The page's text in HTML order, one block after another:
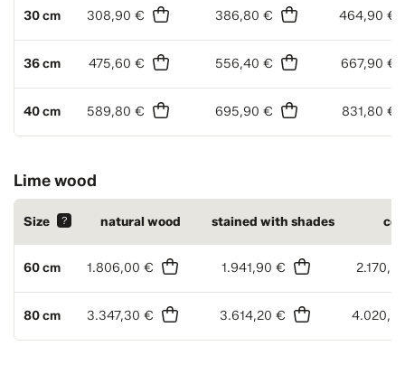
30 cm 308,90 € 386,80 € 464,90 €
36 cm 475,60 € 556,40 € 667,90 €
40 cm 589,80 € 695,90 € 831,80 €
Lime wood
Size ? natural wood stained with shades
60 cm 1.806,00 € 1.941,90 €
80 cm 3.347,30 € 3.614,20 €